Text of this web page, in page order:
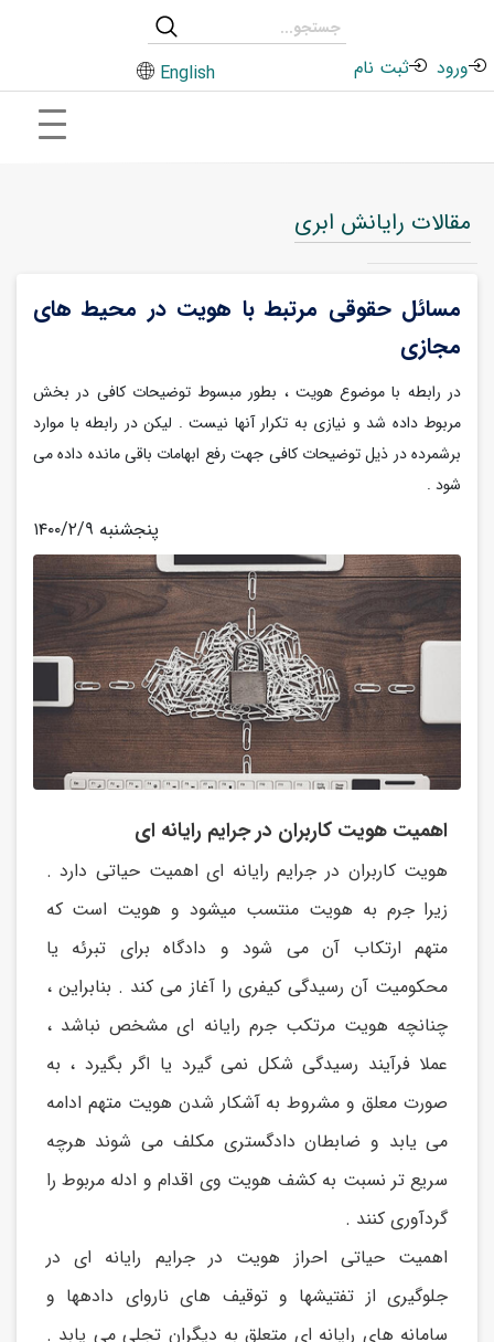
ورود ثبت نام English
مقالات رایانش ابری
مسائل حقوقی مرتبط با هویت در محیط های
مجازی
در رابطه با موضوع هویت ، بطور مبسوط توضیحات کافی در بخش
مربوط داده شد و نیازی به تکرار آنها نیست . لیکن در رابطه با موارد
برشمرده در ذیل توضیحات کافی جهت رفع ابهامات باقی مانده داده می
شود .
۱۴۰۰/۲/۹ پنجشنبه
اهمیت هویت کاربران در جرایم رایانه ای
هویت کاربران در جرایم رایانه ای اهمیت حیاتی دارد .
زیرا جرم به هویت منتسب میشود و هویت است که
متهم ارتکاب آن می شود و دادگاه برای تبرئه یا
محکومیت آن رسیدگی کیفری را آغاز می کند . بنابراین ،
چنانچه هویت مرتکب جرم رایانه ای مشخص نباشد ،
عملا فرآیند رسیدگی شکل نمی گیرد یا اگر بگیرد ، به
صورت معلق و مشروط به آشکار شدن هویت متهم ادامه
می یابد و ضابطان دادگستری مکلف می شوند هرچه
سریع تر نسبت به کشف هویت وی اقدام و ادله مربوط را
گردآوری کنند .
اهمیت حیاتی احراز هویت در جرایم رایانه ای در
جلوگیری از تفتيشها و توقیف های ناروای دادهها و
سامانه های رایانه ای متعلق به دیگران تجلی می یابد .